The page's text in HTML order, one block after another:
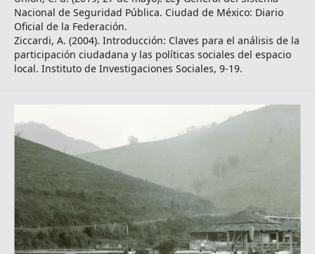
Nacional de Seguridad Pública. Ciudad de México: Diario
Oficial de la Federación.
Ziccardi, A. (2004). Introducción: Claves para el análisis de la
participación ciudadana y las políticas sociales del espacio
local. Instituto de Investigaciones Sociales, 9-19.